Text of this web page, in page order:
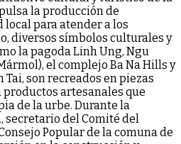
la producción de
para atender a los
diversos símbolos culturales y
la pagoda Linh Ung, Ngu
el complejo Ba Na Hills y
son recreados en piezas
artesanales que
de la urbe. Durante la
secretario del Comité del
Popular de la comuna de